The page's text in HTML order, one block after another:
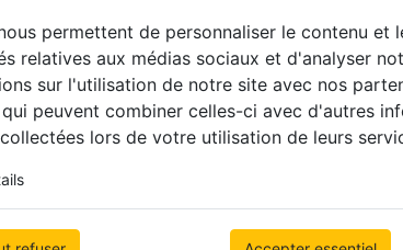
permettent de personnaliser le contenu et
relatives aux médias sociaux et d'analyser
sur l'utilisation de notre site avec nos
peuvent combiner celles-ci avec d'autres
lors de votre utilisation de leurs
Premium